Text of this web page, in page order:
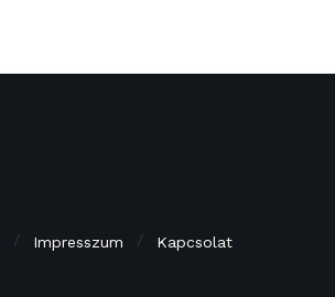
Impresszum Kapcsolat